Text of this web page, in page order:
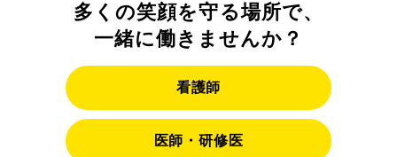
多くの笑顔を守る場所で、
一緒に働きませんか？
看護師
医師・研修医